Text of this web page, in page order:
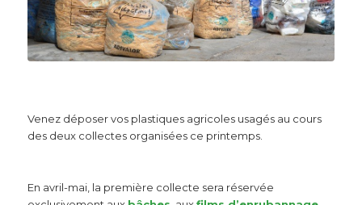
Venez déposer vos plastiques agricoles usagés au cours
des deux collectes organisées ce printemps.
En avril-mai, la première collecte sera réservée